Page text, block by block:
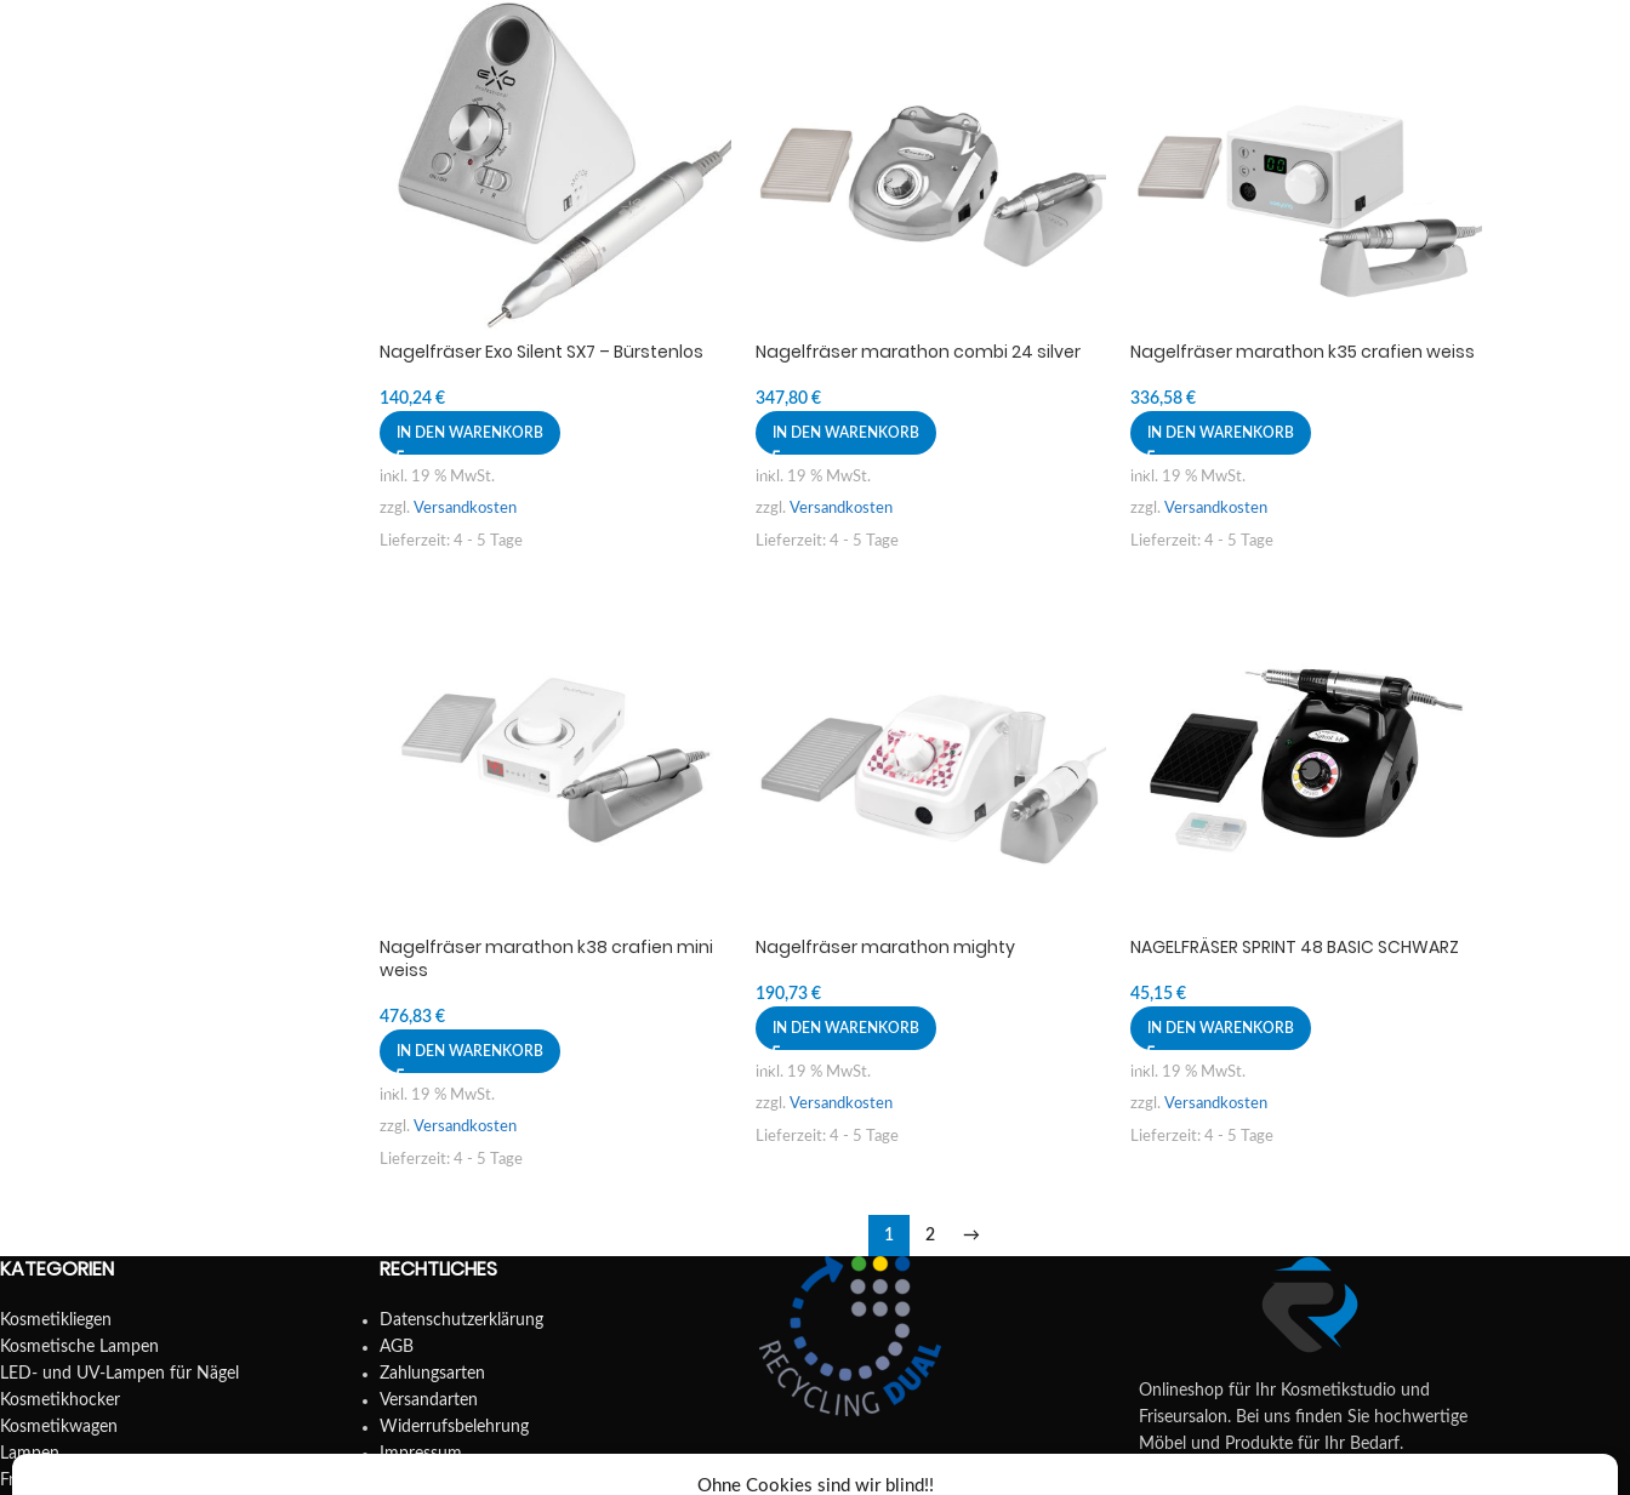
Ohne Cookies sind wir blind!!
Nagelfräser Exo Silent SX7 – Bürstenlos
140,24 €
IN DEN WARENKORB
inkl. 19 % MwSt.
zzgl. Versandkosten
Lieferzeit: 4 - 5 Tage
Nagelfräser marathon combi 24 silver
347,80 €
IN DEN WARENKORB
inkl. 19 % MwSt.
zzgl. Versandkosten
Lieferzeit: 4 - 5 Tage
Nagelfräser marathon k35 crafien weiss
336,58€
IN DEN WARENKORB
inkl. 19 % MwSt.
zzgl. Versandkosten
Lieferzeit:4 - 5 Tage
Nagelfräser marathon k38 crafien mini
weiss
476,83 €
IN DEN WARENKORB
inkl. 19 % MwSt.
zzgl. Versandkosten
Lieferzeit: 4 - 5 Tage
Nagelfräser marathon mighty
190,73 €
IN DEN WARENKORB
inkl. 19 % MwSt.
zzgl. Versandkosten
Lieferzeit: 4 - 5 Tage
NAGELFRÄSER SPRINT 48 BASIC SCHWARZ
45,15€
IN DEN WARENKORB
inkl. 19 % MwSt.
zzgl. Versandkosten
Lieferzeit:4 - 5 Tage
1 2 →
KATEGORIEN
Kosmetikliegen
Kosmetische Lampen
LED- und UV-Lampen für Nägel
Kosmetikhocker
Kosmetikwagen
Lampen
Fräser
RECHTLICHES
Datenschutzerklärung
AGB
Zahlungsarten
Versandarten
Widerrufsbelehrung
Impressum
Onlineshop für Ihr Kosmetikstudio und
Friseursalon. Bei uns finden Sie hochwertige
Möbel und Produkte für Ihr Bedarf.